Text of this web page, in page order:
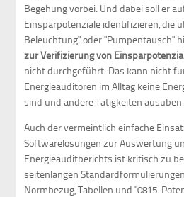
Begehung vorbei. Und dabei soll er
Einsparpotenziale identifizieren, die
Beleuchtung" oder "Pumpentausch"
zur Verifizierung von
nicht durchgeführt. Das kann nicht
Energieauditoren im Alltag keine
sind und andere Tätigkeiten ausüben.
Auch der vermeintlich einfache
Softwarelösungen zur Auswertung
Energieauditberichts ist kritisch zu
seitenlangen
Normbezug, Tabellen und "0815-